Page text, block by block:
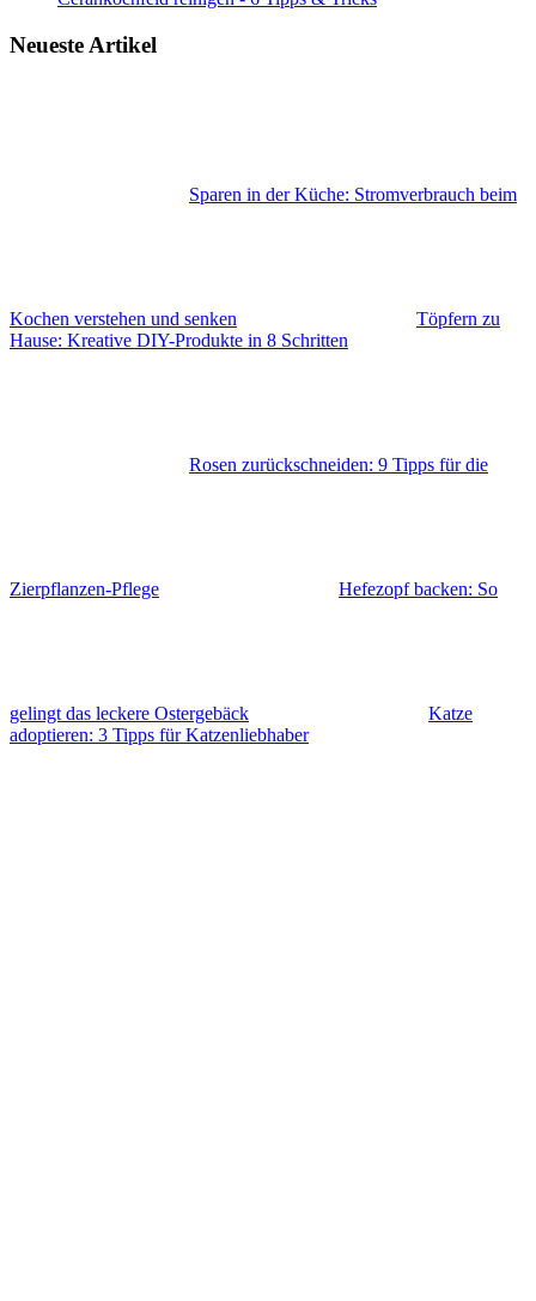
Neueste Artikel
Sparen in der Küche: Stromverbrauch beim
Kochen verstehen und senken
Töpfern zu
Hause: Kreative DIY-Produkte in 8 Schritten
Rosen zurückschneiden: 9 Tipps für die
Zierpflanzen-Pflege Hefezopf backen: So
gelingt das leckere Ostergebäck
Katze
adoptieren: 3 Tipps für Katzenliebhaber